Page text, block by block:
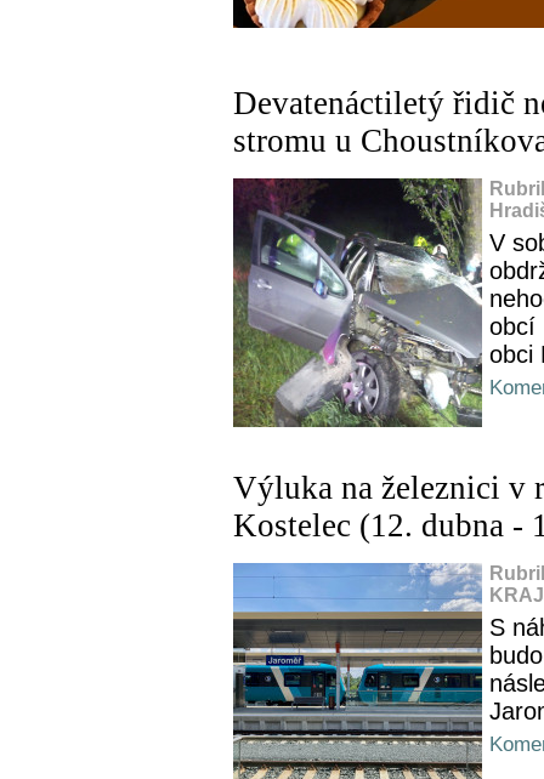
Devatenáctiletý řidič
stromu u
V
obcí
obci
Výluka na železnici v
Kostelec (12. dubna -
S